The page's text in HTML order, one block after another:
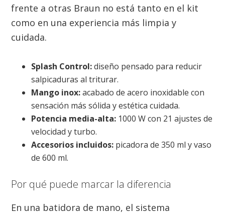
frente a otras Braun no está tanto en el kit
como en una experiencia más limpia y
cuidada.
Splash Control:diseño pensado para reducir
salpicaduras al triturar.
Mango inox:acabado de acero inoxidable con
sensación más sólida y estética cuidada.
Potencia media-alta: 1000 W con 21 ajustes de
velocidad y turbo.
Accesorios incluidos: picadora de 350 ml y vaso
de 600 ml.
Por qué puede marcar la diferencia
En una batidora de mano, el sistema